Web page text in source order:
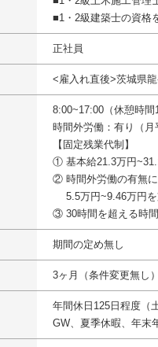
■1・2級建築士の資格
正社員
<雇入れ直後>茨城県
8:00~17:00（休憩時間
時間外労働：有り（月
【固定残業代制】
① 基本給21.3万円
② 時間外労働の有無
5.5万円~9.46万円を
③ 30時間を超える時
期間の定め無し
3ヶ月（条件変更無し）
年間休日125日程度（
GW、夏季休暇、年末